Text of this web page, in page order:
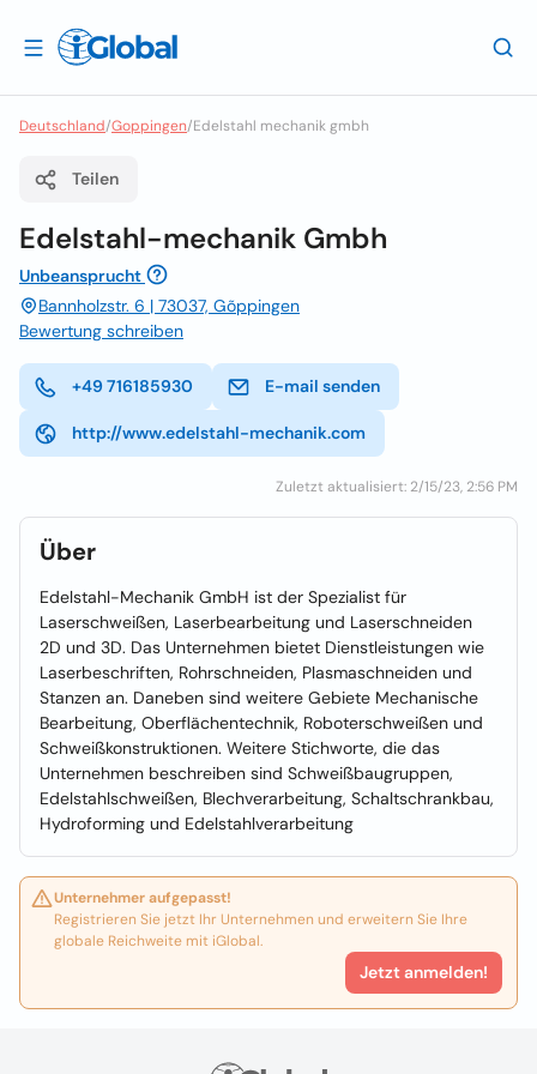
Deutschland/Goppingen/Edelstahl mechanik gmbh
Teilen
Edelstahl-mechanik Gmbh
Unbeansprucht
Bannholzstr. 6 | 73037, Gõppingen
Bewertung schreiben
+49 716185930 E-mail senden
http://www.edelstahl-mechanik.com
Zuletzt aktualisiert: 2/15/23, 2:56 PM
Über
Edelstahl-Mechanik GmbH ist der Spezialist für
Laserschweißen, Laserbearbeitung und Laserschneiden
2D und 3D. Das Unternehmen bietet Dienstleistungen wie
Laserbeschriften, Rohrschneiden, Plasmaschneiden und
Stanzen an. Daneben sind weitere Gebiete Mechanische
Bearbeitung, Oberflächentechnik, Roboterschweißen und
Schweißkonstruktionen. Weitere Stichworte, die das
Unternehmen beschreiben sind Schweißbaugruppen,
Edelstahlschweißen, Blechverarbeitung, Schaltschrankbau,
Hydroforming und Edelstahlverarbeitung
Unternehmer aufgepasst!
Registrieren Sie jetzt Ihr Unternehmen und erweitern Sie Ihre
globale Reichweite mit iGlobal.
Jetzt anmelden!